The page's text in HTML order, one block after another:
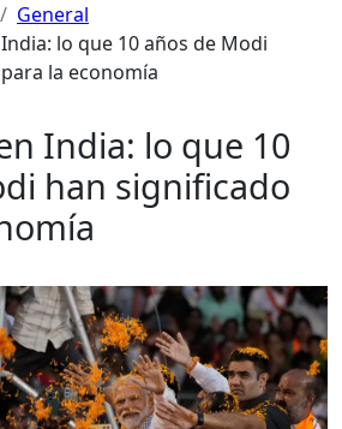
General
lo que 10 años de Modi
la economía
India: lo que 10
han significado